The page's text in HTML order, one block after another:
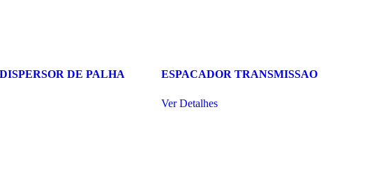
DE PALHA ESPACADOR TRANSMISSAO
Ver Detalhes